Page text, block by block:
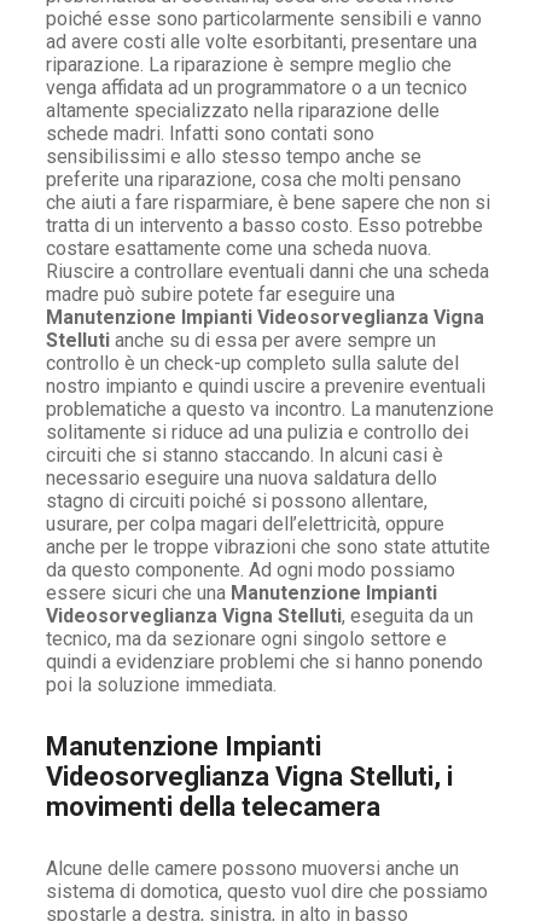
poiché esse sono particolarmente sensibili e vanno
ad avere costi alle volte esorbitanti, presentare una
riparazione. La riparazione è sempre meglio che
venga affidata ad un programmatore o a un tecnico
altamente specializzato nella riparazione delle
schede madri. Infatti sono contati sono
sensibilissimi e allo stesso tempo anche se
preferite una riparazione, cosa che molti pensano
che aiuti a fare risparmiare, è bene sapere che non si
tratta di un intervento a basso costo. Esso potrebbe
costare esattamente come una scheda nuova.
Riuscire a controllare eventuali danni che una scheda
madre può subire potete far eseguire una
Manutenzione Impianti Videosorveglianza Vigna
Stelluti anche su di essa per avere sempre un
controllo è un check-up completo sulla salute del
nostro impianto e quindi uscire a prevenire eventuali
problematiche a questo va incontro. La manutenzione
solitamente si riduce ad una pulizia e controllo dei
circuiti che si stanno staccando. In alcuni casi è
necessario eseguire una nuova saldatura dello
stagno di circuiti poiché si possono allentare,
usurare, per colpa magari dell’elettricità, oppure
anche per le troppe vibrazioni che sono state attutite
da questo componente. Ad ogni modo possiamo
essere sicuri che una Manutenzione Impianti
Videosorveglianza Vigna Stelluti, eseguita da un
tecnico, ma da sezionare ogni singolo settore e
quindi a evidenziare problemi che si hanno ponendo
poi la soluzione immediata.
Manutenzione Impianti
Videosorveglianza Vigna Stelluti, i
movimenti della telecamera
Alcune delle camere possono muoversi anche un
sistema di domotica, questo vuol dire che possiamo
spostarle a destra, sinistra, in alto in basso